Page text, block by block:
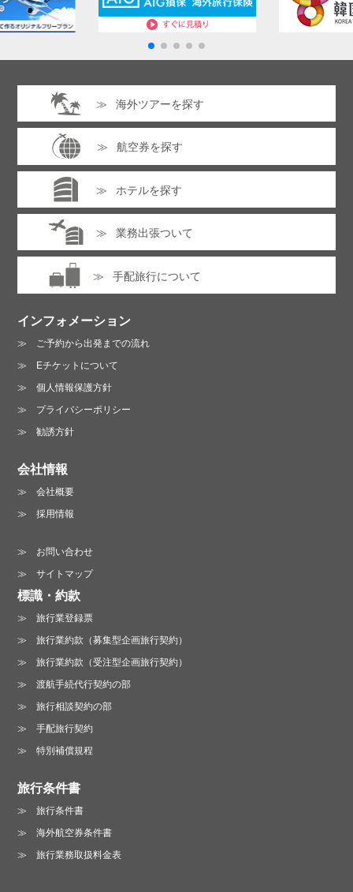
海外ツアーを探す
航空券を探す
ホテルを探す
業務出張ついて
手配旅行について
インフォメーション
ご予約から出発までの流れ
Eチケットについて
個人情報保護方針
プライバシーポリシー
勧誘方針
会社情報
会社概要
採用情報
お問い合わせ
サイトマップ
標識・約款
旅行業登録票
旅行業約款（募集型企画旅行契約）
旅行業約款（受注型企画旅行契約）
渡航手続代行契約の部
旅行相談契約の部
手配旅行契約
特別補償規程
旅行条件書
旅行条件書
海外航空券条件書
旅行業務取扱料金表